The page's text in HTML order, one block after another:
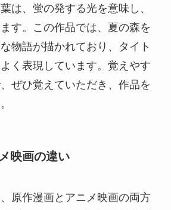
は、蛍の発する光を意味し、
ます。この作品では、夏の森を
物語が描かれており、タイト
く表現しています。覚えやす
ぜひ覚えていただき、作品を
映画の違い
、原作漫画とアニメ映画の両方